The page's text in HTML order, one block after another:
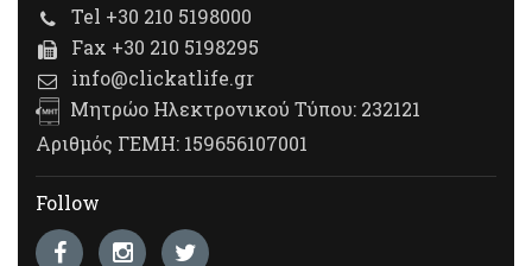
Tel +30 210 5198000
Fax +30 210 5198295
info@clickatlife.gr
Μητρώο Ηλεκτρονικού Τύπου: 232121
Αριθμός ΓΕΜΗ: 159656107001
Follow